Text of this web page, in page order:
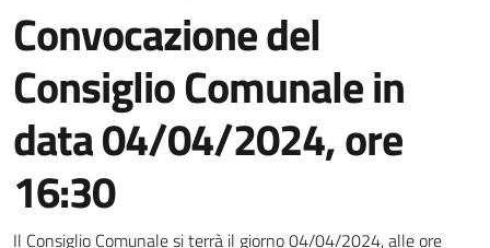
Convocazione del
Consiglio Comunale in
data 04/04/2024, ore
16:30
Il Consiglio Comunale si terrà il giorno 04/04/2024, alle ore